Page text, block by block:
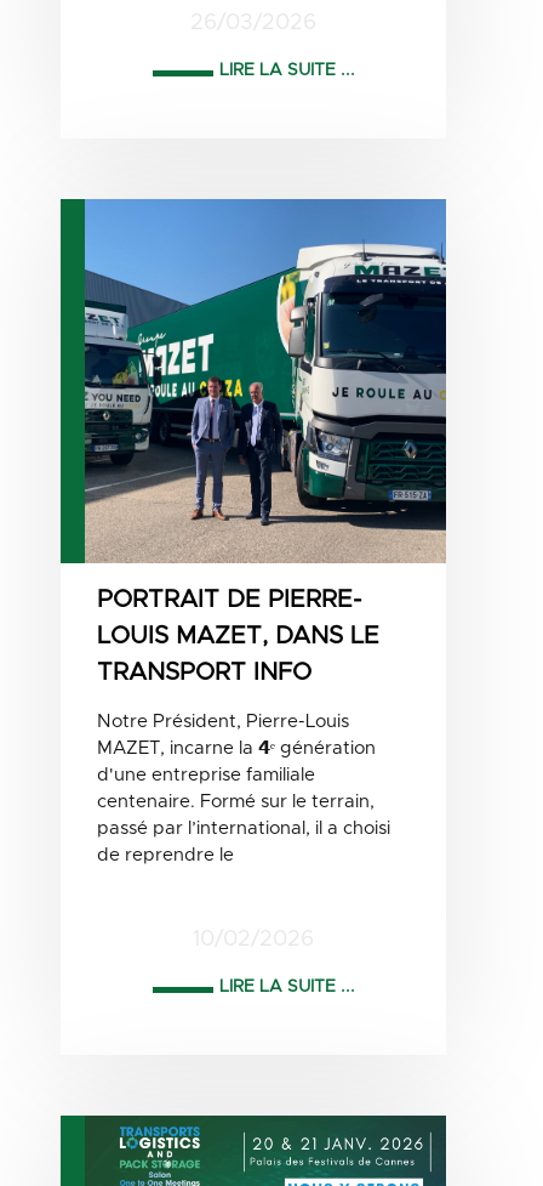
26/03/2026
LIRE LA SUITE ...
PORTRAIT DE PIERRE-
LOUIS MAZET, DANS LE
TRANSPORT INFO
Notre Président, Pierre-Louis
MAZET, incarne la 𝟰ᵉ génération
d'une entreprise familiale
centenaire. Formé sur le terrain,
passé par l’international, il a choisi
de reprendre le
10/02/2026
LIRE LA SUITE ...